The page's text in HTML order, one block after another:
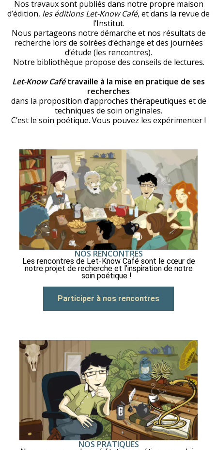
Nos travaux sont publiés dans notre propre maison
d’édition, les éditions Let-Know Café, et dans la revue de
l’Institut.
Nous partageons notre démarche et nos résultats de
recherche lors de soirées d’échange et des journées
d’étude (les rencontres).
Notre bibliothèque propose des conseils de lectures.
Let-Know Cafétravaille à la mise en pratique de ses
recherches
dans la proposition d’approches thérapeutiques et de
techniques de soin originales.
C’est le soin poétique. Vous pouvez les expérimenter !
NOS RENCONTRES
Les rencontres de Let-Know Café sont le cœur de
notre projet de recherche et l’inspiration de notre
soin poétique !
Participer à nos rencontres
NOS PRATIQUES